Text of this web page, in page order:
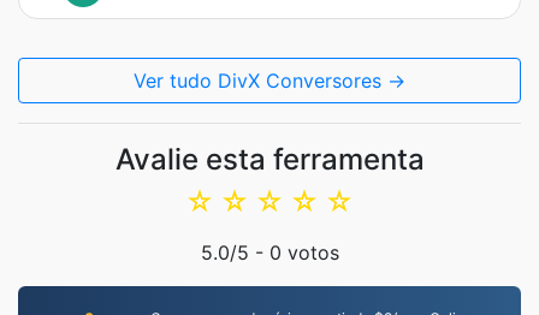
Ver tudo DivX Conversores →
Avalie esta ferramenta
☆
☆
☆
☆
☆
5.0/5 - 0 votos